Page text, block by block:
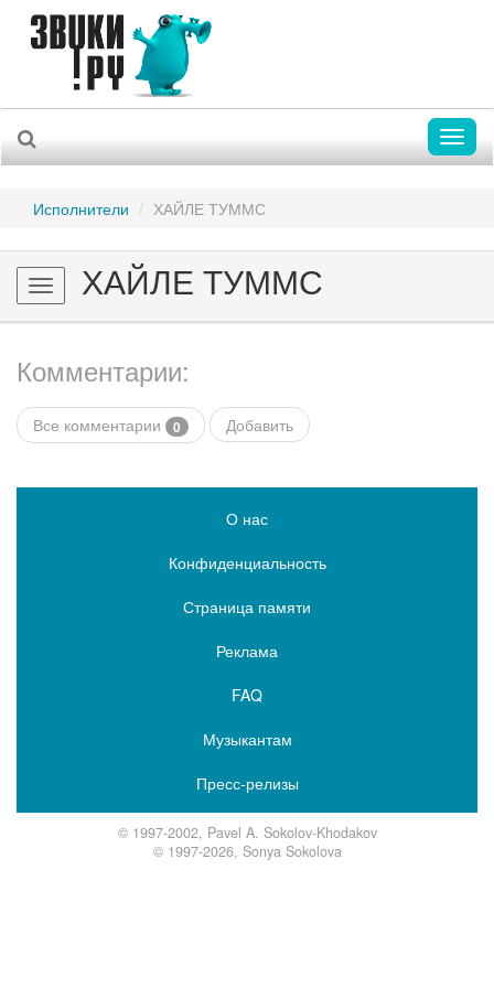
Исполнители ХАЙЛЕ ТУММС
Toggle
navigation
ХАЙЛЕ ТУММС
Комментарии:
Все комментарии 0 Добавить
О нас
Конфиденциальность
Страница памяти
Реклама
FAQ
Музыкантам
Пресс-релизы
© 1997-2002, Pavel A. Sokolov-Khodakov
© 1997-2026, Sonya Sokolova